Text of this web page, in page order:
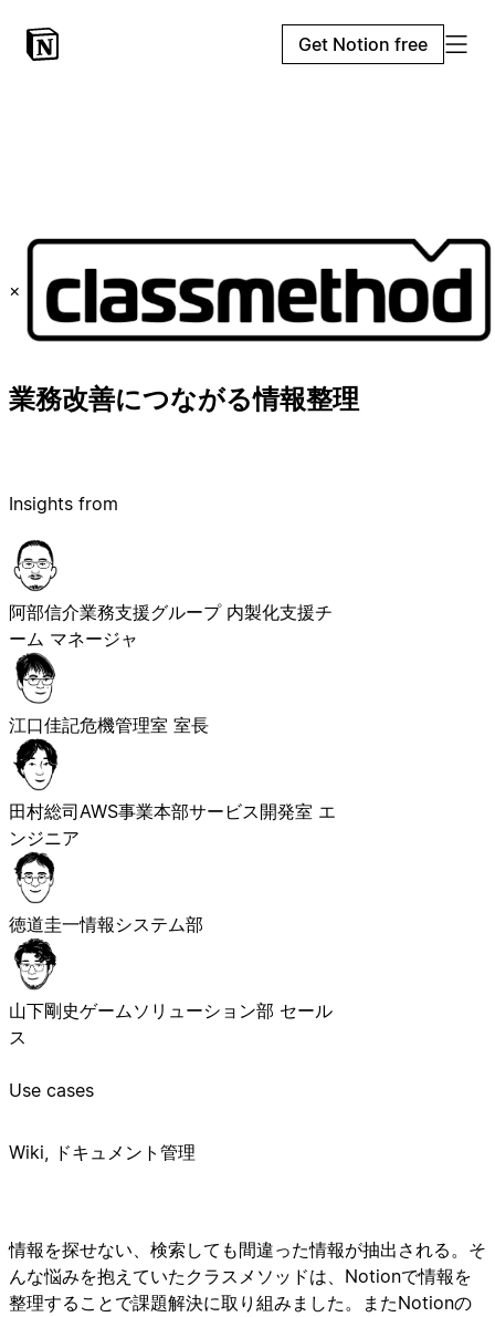
Get Notion free
×
業務改善につながる情報整理
情報を探せない、検索しても間違った情報が抽出される。そ
んな悩みを抱えていたクラスメソッドは、Notionで情報を
整理することで課題解決に取り組みました。またNotionの
Insights from
阿部信介業務支援グループ 内製化支援チ
ーム マネージャ
江口佳記危機管理室 室長
田村総司AWS事業本部サービス開発室 エ
ンジニア
徳道圭一情報システム部
山下剛史ゲームソリューション部 セール
ス
Use cases
Wiki, ドキュメント管理